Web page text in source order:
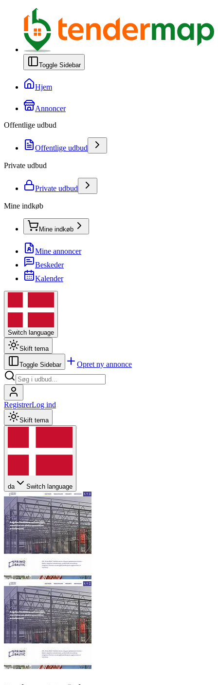
Toggle Sidebar
Hjem
Annoncer
Offentlige udbud
Offentlige udbud
Private udbud
Private udbud
Mine indkøb
Mine indkøb
Mine annoncer
Beskeder
Kalender
Switch language
Skift tema
Toggle Sidebar Opret ny annonce
RegistrerLog ind
Skift tema
da Switch language